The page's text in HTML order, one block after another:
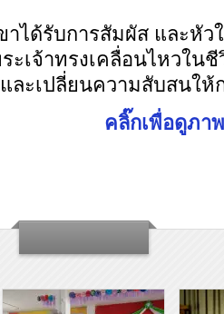
ได้รับการสัมผัส และหัว
เจ้าทรงเคลื่อนไหวในชี
ละเปลี่ยนความสับสนใ
คลิ๊กเพื่อดูภา